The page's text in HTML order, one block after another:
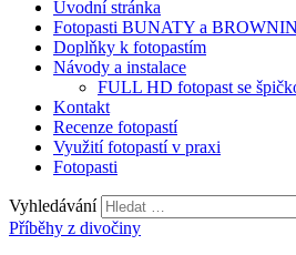
Úvodní stránka
Fotopasti BUNATY a
Doplňky k fotopastím
Návody a instalace
FULL HD fotopast se
Kontakt
Recenze fotopastí
Využití fotopastí v praxi
Fotopasti
Vyhledávání
Příběhy z divočiny